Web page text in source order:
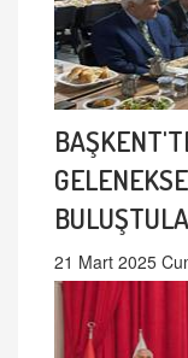
21 Mart 2025